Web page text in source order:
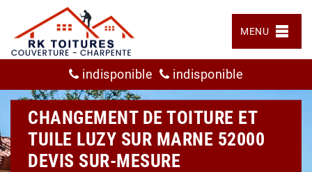
MENU
indisponible indisponible
CHANGEMENT DE TOITURE ET
TUILE LUZY SUR MARNE 52000
DEVIS SUR-MESURE